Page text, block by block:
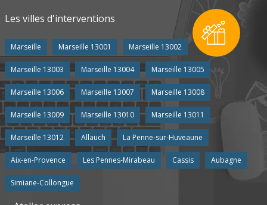
Les villes d'interventions
Marseille Marseille 13001 Marseille 13002
Marseille 13003 Marseille 13004 Marseille 13005
Marseille 13006 Marseille 13007 Marseille 13008
Marseille 13009 Marseille 13010 Marseille 13011
Marseille 13012 Allauch La Penne-sur-Huveaune
Aix-en-Provence Les Pennes-Mirabeau Cassis Aubagne
Simiane-Collongue